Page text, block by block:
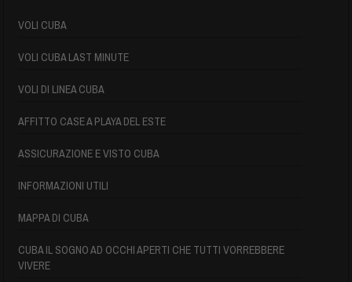
VOLI CUBA
VOLI CUBA LAST MINUTE
VOLI DI LINEA CUBA
AFFITTO CASE A PLAYA DEL ESTE
ASSICURAZIONE E VISTO CUBA
INFORMAZIONI UTILI
MAPPA DI CUBA
CUBA IL SOGNO AD OCCHI APERTI CHE TUTTI VORREBBERE
VIVERE